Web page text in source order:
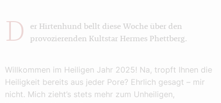
D
er Hirtenhund bellt diese Woche über den
provozierenden Kultstar Hermes Phettberg.
Willkommen im Heiligen Jahr 2025! Na, tropft Ihnen die
Heiligkeit bereits aus jeder Pore? Ehrlich gesagt – mir
nicht. Mich zieht’s stets mehr zum Unheiligen,